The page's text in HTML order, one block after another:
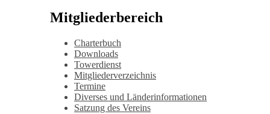
Mitgliederbereich
Charterbuch
Downloads
Towerdienst
Mitgliederverzeichnis
Termine
Diverses und Länderinformationen
Satzung des Vereins